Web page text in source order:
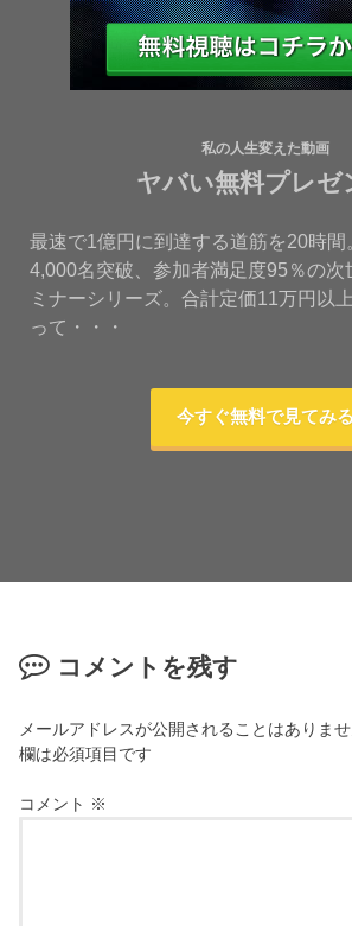
私の人生変えた動画
ヤバい無料プレゼ
最速で1億円に到達する道筋を20時間
4,000名突破、参加者満足度95％の次
ミナーシリーズ。合計定価11万円以
って・・・
今すぐ無料で見てみる
コメントを残す
メールアドレスが公開されることはありませ
欄は必須項目です
コメント ※